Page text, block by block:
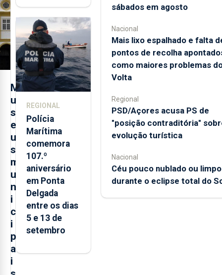
M
u
s
e
u
s
m
u
n
i
c
i
p
a
i
contraditória"
sobre
evolução
turística
REGIONAL
Polícia
Marítima
comemora
107.º
aniversário
em Ponta
Delgada
entre os dias
5 e 13 de
setembro
sábados em agosto
Nacional
Mais lixo espalhado e falta
pontos de recolha
como maiores problemas
Volta
Regional
PSD/Açores acusa PS de
"posição contraditória"
evolução turística
Nacional
Céu pouco nublado ou limpo
durante o eclipse total do